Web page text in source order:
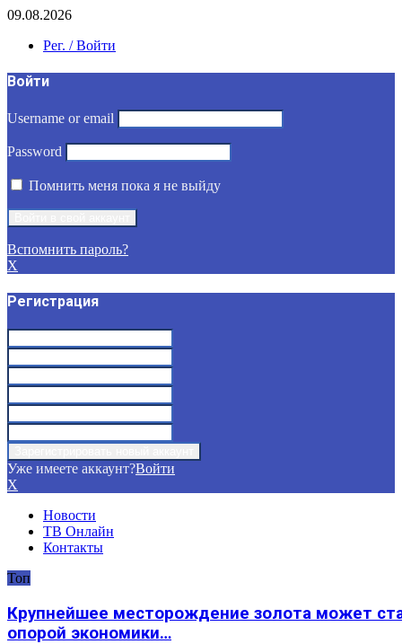
09.08.2026
Рег. / Войти
Войти
Username or email
Password
Помнить меня пока я не выйду
Вспомнить пароль?
X
Регистрация
Уже имеете аккаунт?Войти
X
Новости
ТВ Онлайн
Контакты
Топ
Крупнейшее месторождение золота может
опорой экономики…